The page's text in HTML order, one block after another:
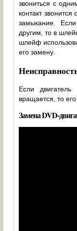
звониться с
контакт
замыкание.
другим, то в
шлейф
его замену.
Если
вращается, то
Замена DVD-